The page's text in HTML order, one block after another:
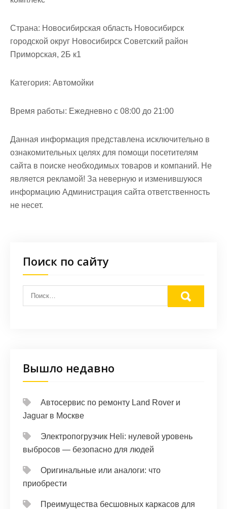
Страна: Новосибирская область Новосибирск
городской округ Новосибирск Советский район
Приморская, 2Б к1
Категория: Автомойки
Время работы: Ежедневно с 08:00 до 21:00
Данная информация представлена исключительно в
ознакомительных целях для помощи посетителям
сайта в поиске необходимых товаров и компаний. Не
является рекламой! За неверную и изменившуюся
информацию Администрация сайта ответственность
не несет.
Поиск по сайту
Вышло недавно
Автосервис по ремонту Land Rover и
Jaguar в Москве
Электропогрузчик Heli: нулевой уровень
выбросов — безопасно для людей
Оригинальные или аналоги: что
приобрести
Преимущества бесшовных каркасов для